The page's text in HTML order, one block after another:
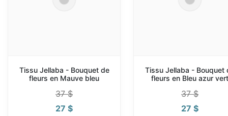
Tissu Jellaba - Bouquet de
fleurs en Mauve bleu
37$
27 $
Tissu Jellaba - Bouquet
fleurs en Bleu azur vert
37$
27 $